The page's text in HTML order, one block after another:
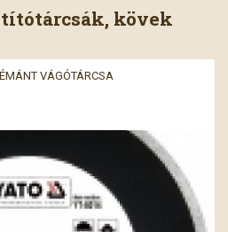
kövek
VÁGÓTÁRCSA